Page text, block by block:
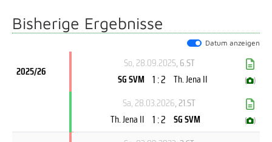
Bisherige Ergebnisse
Datum anzeigen
2025/26
So, 28.09.2025, 6.ST
SG SVM 1 : 2 Th. Jena II ( )
Sa, 28.03.2026, 21.ST
Th. Jena II 1 : 2 SG SVM ( )